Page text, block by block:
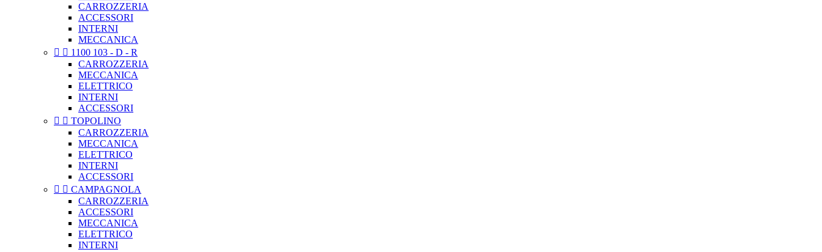
CARROZZERIA
ACCESSORI
INTERNI
MECCANICA
  1100 103 - D - R
CARROZZERIA
MECCANICA
ELETTRICO
INTERNI
ACCESSORI
  TOPOLINO
CARROZZERIA
MECCANICA
ELETTRICO
INTERNI
ACCESSORI
  CAMPAGNOLA
CARROZZERIA
ACCESSORI
MECCANICA
ELETTRICO
INTERNI